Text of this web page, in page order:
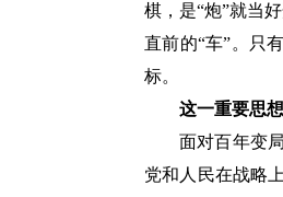
棋，是“炮”就当
直前的“车”。只
标。
这一重要思
面对百年变
党和人民在战略